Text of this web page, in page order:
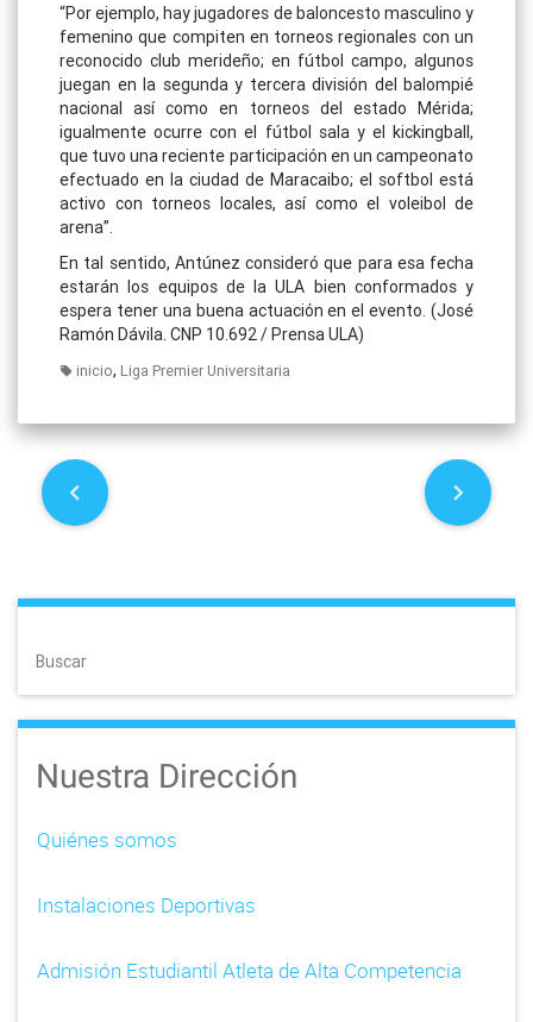
“Por ejemplo, hay jugadores de baloncesto masculino y
femenino que compiten en torneos regionales con un
reconocido club merideño; en fútbol campo, algunos
juegan en la segunda y tercera división del balompié
nacional así como en torneos del estado Mérida;
igualmente ocurre con el fútbol sala y el kickingball,
que tuvo una reciente participación en un campeonato
efectuado en la ciudad de Maracaibo; el softbol está
activo con torneos locales, así como el voleibol de
arena”.
En tal sentido, Antúnez consideró que para esa fecha
estarán los equipos de la ULA bien conformados y
espera tener una buena actuación en el evento. (José
Ramón Dávila. CNP 10.692 / Prensa ULA)
inicio, Liga Premier Universitaria
P
s
n
a
a
Buscar
Nuestra Dirección
Quiénes somos
Instalaciones Deportivas
Admisión Estudiantil Atleta de Alta Competencia